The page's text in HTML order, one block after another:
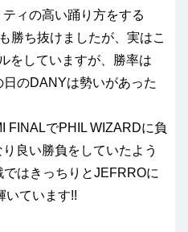
ィの高い踊り方をする
勝ち抜けましたが、実はこ
をしていますが、勝率は
のDANYは勢いがあった
FINALでPHIL WIZARDに負
良い勝負をしていたよう
はきっちりとJEFRROに
いています!!